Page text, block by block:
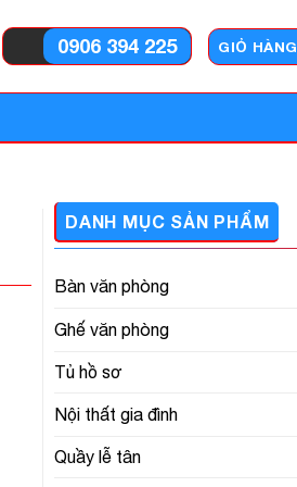
0906 394 225 GIỎ HÀNG
DANH MỤC SẢN PHẨM
Bàn văn phòng
Ghế văn phòng
Tủ hồ sơ
Nội thất gia đình
Quầy lễ tân